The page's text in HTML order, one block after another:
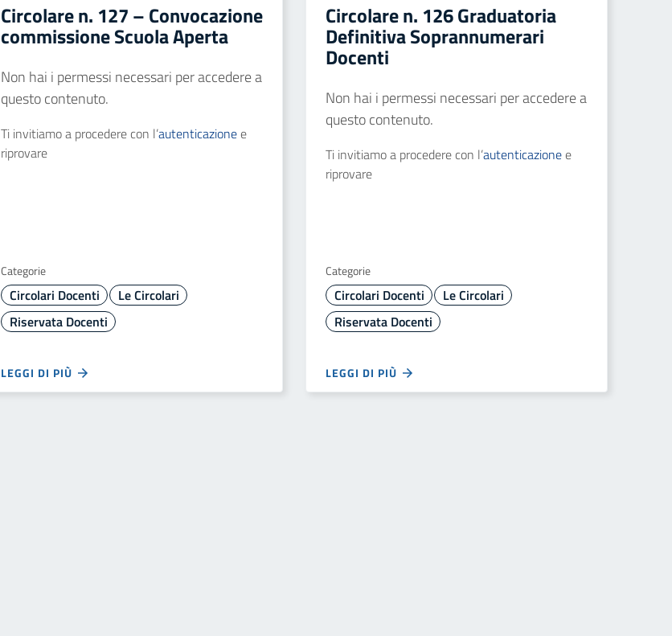
Circolare n. 127 – Convocazione
commissione Scuola Aperta
Non hai i permessi necessari per accedere a
questo contenuto.
Ti invitiamo a procedere con l’autenticazionee
riprovare
Categorie
Circolari Docenti
Le Circolari
Riservata Docenti
LEGGI DI PIÙ
Circolare n. 126 Graduatoria
Definitiva Soprannumerari
Docenti
Non hai i permessi necessari per accedere a
questo contenuto.
Ti invitiamo a procedere con l’autenticazionee
riprovare
Categorie
Circolari Docenti
Le Circolari
Riservata Docenti
LEGGI DI PIÙ